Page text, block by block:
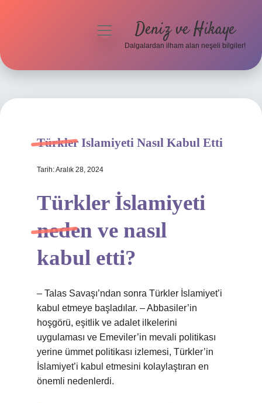
Hakkımızda
menüyü
Deniz ve Hikaye
Dalgalardan ilham alan neşeli bilgiler!
Türkler Islamiyeti Nasıl Kabul Etti
Tarih: Aralık 28, 2024
Türkler İslamiyeti
neden ve nasıl
kabul etti?
– Talas Savaşı’ndan sonra Türkler İslamiyet’i
kabul etmeye başladılar. – Abbasiler’in
hoşgörü, eşitlik ve adalet ilkelerini
uygulaması ve Emeviler’in mevali politikası
yerine ümmet politikası izlemesi, Türkler’in
İslamiyet’i kabul etmesini kolaylaştıran en
önemli nedenlerdi.